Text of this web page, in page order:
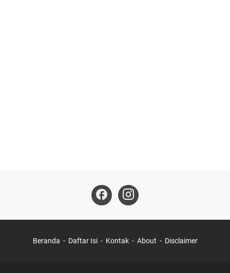
Beranda Daftar Isi Kontak About Disclaimer